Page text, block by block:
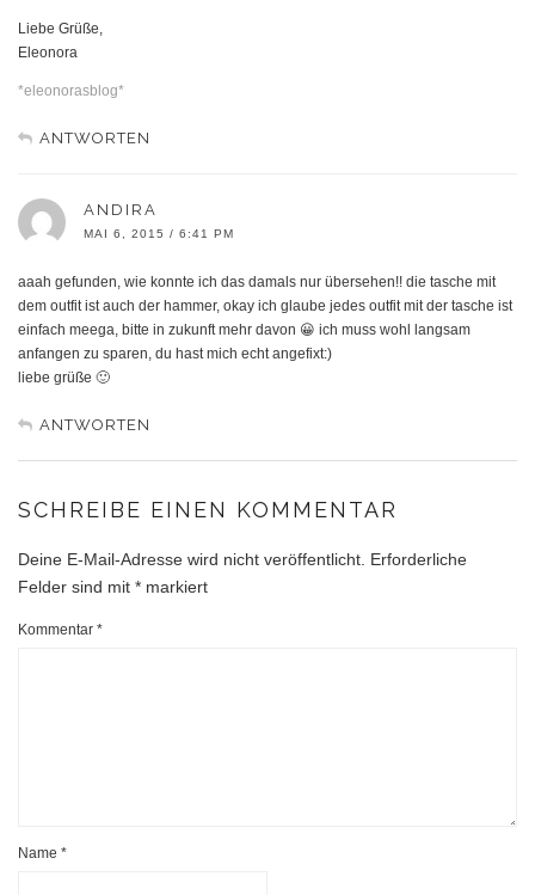
Liebe Grüße,
Eleonora
*eleonorasblog*
ANTWORTEN
ANDIRA
MAI 6, 2015 / 6:41 PM
aaah gefunden, wie konnte ich das damals nur übersehen!! die tasche mit
dem outfit ist auch der hammer, okay ich glaube jedes outfit mit der tasche ist
einfach meega, bitte in zukunft mehr davon 😀 ich muss wohl langsam
anfangen zu sparen, du hast mich echt angefixt:)
liebe grüße 🙂
ANTWORTEN
SCHREIBE EINEN KOMMENTAR
Deine E-Mail-Adresse wird nicht veröffentlicht. Erforderliche
Felder sind mit * markiert
Kommentar *
Name *